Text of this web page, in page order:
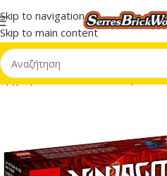
Skip to navigation
Skip to main content
Αρχική σελίδα/LEGO® NINJAGO®